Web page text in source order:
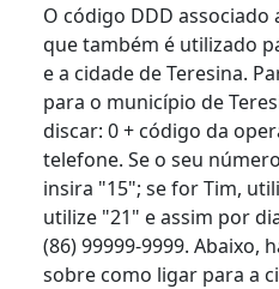
O código DDD associado
que também é utilizado
e a cidade de Teresina.
para o município de
discar: 0 + código da
telefone. Se o seu
insira "15"; se for Tim,
utilize "21" e assim por
(86) 99999-9999. Abaixo,
sobre como ligar para a